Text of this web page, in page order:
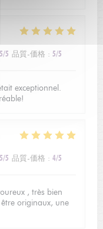
5/5 品質-価格 : 5/5
exceptionnel.
5/5 品質-価格 : 4/5
, très bien
originaux, une